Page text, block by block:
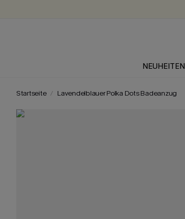
NEUHEITEN
Startseite Lavendelblauer Polka Dots Badeanzug